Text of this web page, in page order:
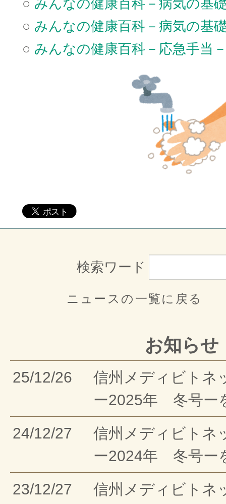
○ みんなの健康百科－病気の基
○ みんなの健康百科－病気の基
○ みんなの健康百科－応急手当
検索ワード
ニュースの一覧に戻る
お知らせ
25/12/26
信州メディビトネ
ー2025年 冬号ー
24/12/27
信州メディビトネ
ー2024年 冬号ー
23/12/27
信州メディビトネ